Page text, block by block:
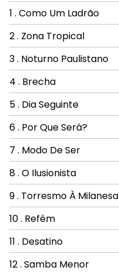
1 . Como Um Ladrão
2 . Zona Tropical
3 . Noturno Paulistano
4 . Brecha
5 . Dia Seguinte
6 . Por Que Será?
7 . Modo De Ser
8 . O Ilusionista
9 . Torresmo À Milanesa
10 . Refém
11 . Desatino
12 . Samba Menor